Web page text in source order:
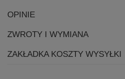
OPINIE
ZWROTY I WYMIANA
ZAKŁADKA KOSZTY WYSYŁKI